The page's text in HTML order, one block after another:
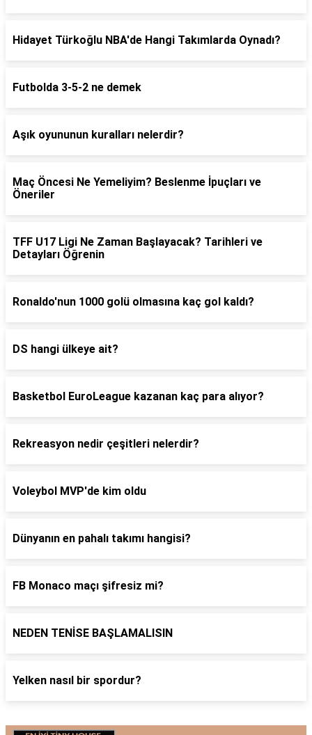
Hidayet Türkoğlu NBA'de Hangi Takımlarda Oynadı?
Futbolda 3-5-2 ne demek
Aşık oyununun kuralları nelerdir?
Maç Öncesi Ne Yemeliyim? Beslenme İpuçları ve
Öneriler
TFF U17 Ligi Ne Zaman Başlayacak? Tarihleri ve
Detayları Öğrenin
Ronaldo'nun 1000 golü olmasına kaç gol kaldı?
DS hangi ülkeye ait?
Basketbol EuroLeague kazanan kaç para alıyor?
Rekreasyon nedir çeşitleri nelerdir?
Voleybol MVP'de kim oldu
Dünyanın en pahalı takımı hangisi?
FB Monaco maçı şifresiz mi?
NEDEN TENİSE BAŞLAMALISIN
Yelken nasıl bir spordur?